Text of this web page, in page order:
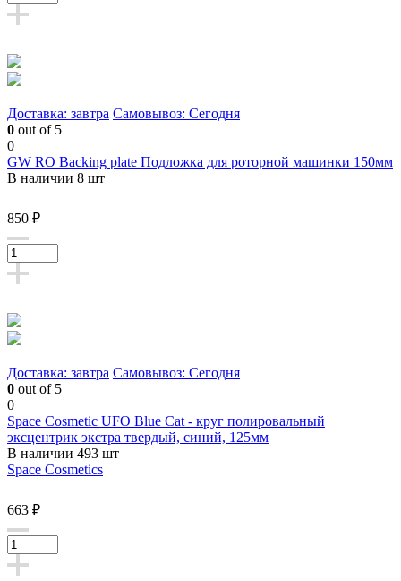
Доставка: завтра Самовывоз: Сегодня
0 out of 5
0
GW RO Backing plate Подложка для роторной машинки 150мм
В наличии 8 шт
850 ₽
Доставка: завтра Самовывоз: Сегодня
0 out of 5
0
Space Cosmetic UFO Blue Cat - круг полировальный
эксцентрик экстра твердый, синий, 125мм
В наличии 493 шт
Space Cosmetics
663 ₽